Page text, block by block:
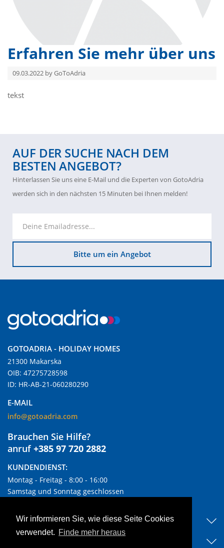
Wir informieren Sie, wie diese Seite Cookies
verwendet. Finde mehr heraus
Erfahren Sie mehr über uns
09.03.2022 by GoToAdria
tekst
AUF DER SUCHE NACH DEM
BESTEN ANGEBOT?
Hinterlassen Sie uns eine E-Mail und die Experten von GotoAdria
werden sich in den nächsten 15 Minuten bei Ihnen melden!
Bitte um ein Angebot
GOTOADRIA - HOLIDAY HOMES
21300 Makarska
OIB: 47275728598
ID: HR-AB-21-060280290
E-MAIL
info@gotoadria.com
Brauchen Sie Hilfe?
anruf+385 97 720 2882
KUNDENDIENST:
Montag - Freitag - 8:00 - 16:00
Samstag und Sonntag geschlossen
NÜTZLICHE LINKS